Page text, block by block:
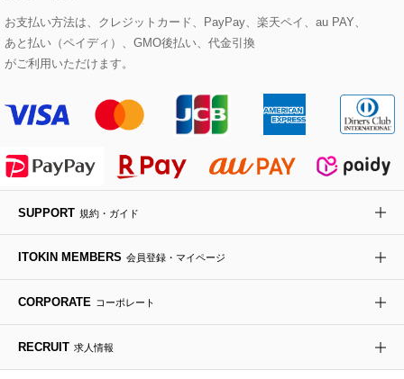
HIROKO BIS GRANDE
その他のコート・ブルゾン
ネクタイ
ポーチ
傘・日傘
レッグウェア
時計
その他のグッズ・小物
ビジネスバッグ
その他のバッグ
サンダル・ミュール
その他のシューズ
グリーン
その他のアートフラワー
お支払い方法は、クレジットカード、PayPay、楽天ペイ、au PAY、
あと払い（ペイディ）、GMO後払い、代金引換
がご利用いただけます。
SUPPORT 規約・ガイド
ITOKIN MEMBERS 会員登録・マイページ
CORPORATE コーポレート
RECRUIT 求人情報